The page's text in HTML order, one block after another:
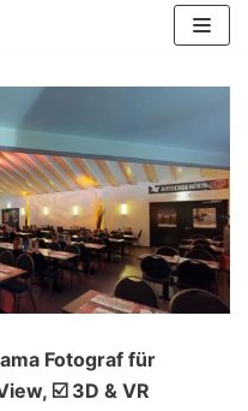
Fotograf für
☑️ 3D & VR